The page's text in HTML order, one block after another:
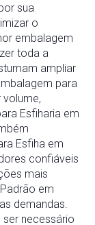
sua
o
embalagem
toda a
ampliar
para
Esfiharia em
Esfiha em
confiáveis
mais
em
demandas.
necessário